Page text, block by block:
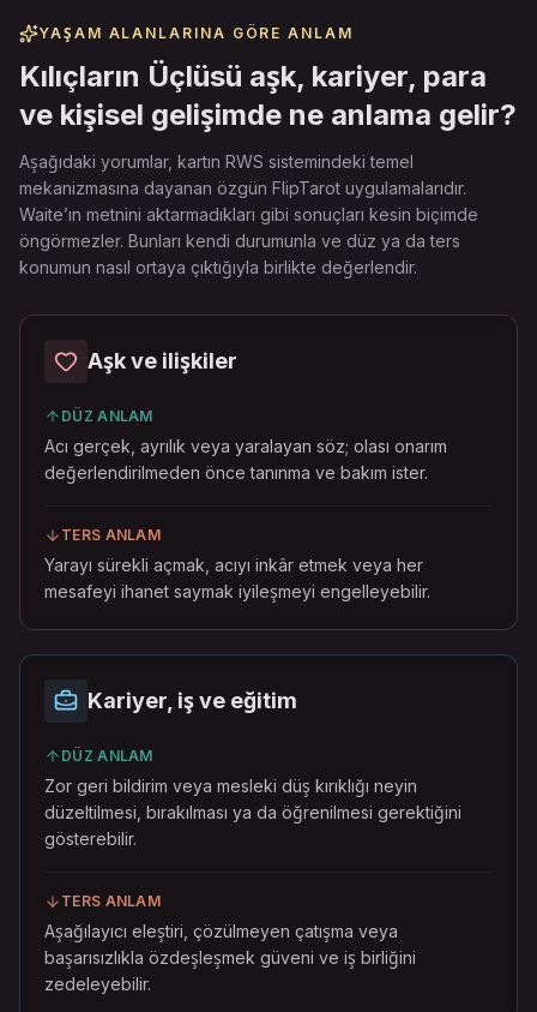
YAŞAM ALANLARINA GÖRE ANLAM
Kılıçların Üçlüsü aşk, kariyer, para
ve kişisel gelişimde ne anlama gelir?
Aşağıdaki yorumlar, kartın RWS sistemindeki temel
mekanizmasına dayanan özgün FlipTarot uygulamalarıdır.
Waite’ın metnini aktarmadıkları gibi sonuçları kesin biçimde
öngörmezler. Bunları kendi durumunla ve düz ya da ters
konumun nasıl ortaya çıktığıyla birlikte değerlendir.
Aşk ve ilişkiler
DÜZ ANLAM
Acı gerçek, ayrılık veya yaralayan söz; olası onarım
değerlendirilmeden önce tanınma ve bakım ister.
TERS ANLAM
Yarayı sürekli açmak, acıyı inkâr etmek veya her
mesafeyi ihanet saymak iyileşmeyi engelleyebilir.
Kariyer, iş ve eğitim
DÜZ ANLAM
Zor geri bildirim veya mesleki düş kırıklığı neyin
düzeltilmesi, bırakılması ya da öğrenilmesi gerektiğini
gösterebilir.
TERS ANLAM
Aşağılayıcı eleştiri, çözülmeyen çatışma veya
başarısızlıkla özdeşleşmek güveni ve iş birliğini
zedeleyebilir.